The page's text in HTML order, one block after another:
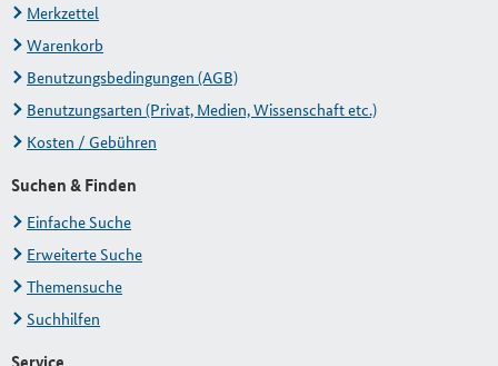
Merkzettel
Warenkorb
Benutzungsbedingungen (AGB)
Benutzungsarten (Privat, Medien, Wissenschaft etc.)
Kosten / Gebühren
Suchen & Finden
Einfache Suche
Erweiterte Suche
Themensuche
Suchhilfen